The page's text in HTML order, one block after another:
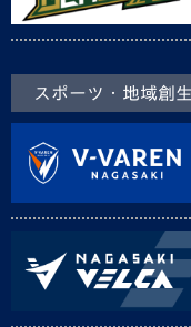
スポーツ・地域創